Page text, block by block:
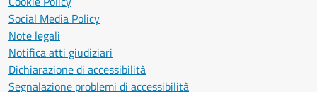
Social Media Policy
Note legali
Notifica atti giudiziari
Dichiarazione di accessibilità
Segnalazione problemi di accessibilità